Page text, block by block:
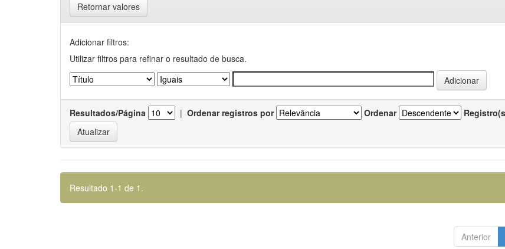
Retornar valores
Adicionar filtros:
Utilizar filtros para refinar o resultado de busca.
Resultados/Página | Ordenar registros por Ordenar
Resultado 1-1 de 1.
Anterior